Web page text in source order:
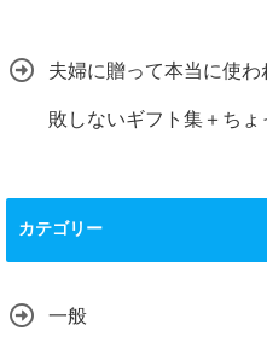
夫婦に贈って本当に使
敗しないギフト集＋ちょ
カテゴリー
一般